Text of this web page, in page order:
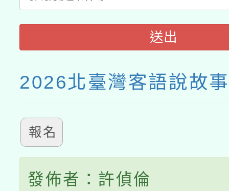
送出
2026北臺灣客語說故
報名
發佈者：許偵倫